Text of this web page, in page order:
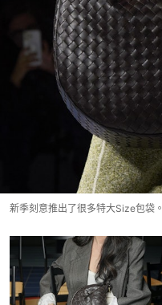
新季刻意推出了很多特大Size包袋